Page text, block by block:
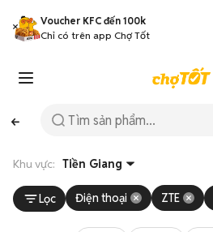
Voucher KFC đến 100k
Chỉ có trên app Chợ Tốt
Khu vực: Tiền Giang
Lọc Điện thoại ZTE